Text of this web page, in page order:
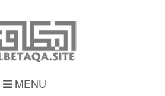
MENU